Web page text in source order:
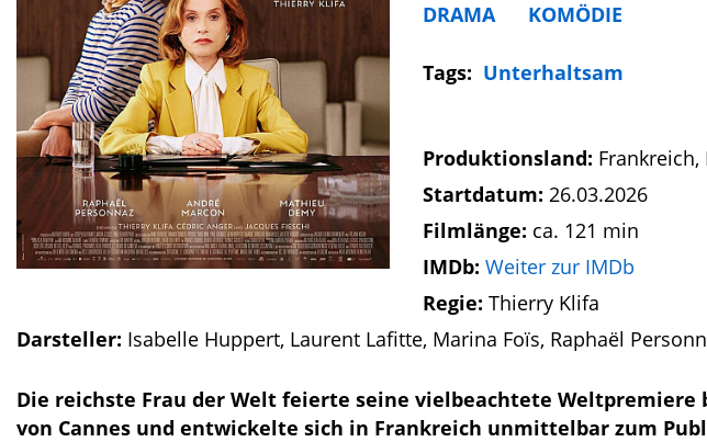
DRAMA KOMÖDIE
Tags: Unterhaltsam
Produktionsland: Frankreich,
Startdatum: 26.03.2026
Filmlänge: ca. 121 min
IMDb: Weiter zur IMDb
Regie: Thierry Klifa
Darsteller: Isabelle Huppert, Laurent Lafitte, Marina Foïs, Raphaël
Die reichste Frau der Welt feierte seine vielbeachtete
von Cannes und entwickelte sich in Frankreich unmittelbar zum